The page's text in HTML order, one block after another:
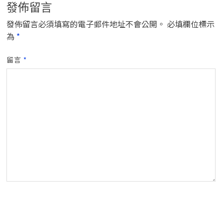
發佈留言
發佈留言必須填寫的電子郵件地址不會公開。 必填欄位標示
為 *
留言 *